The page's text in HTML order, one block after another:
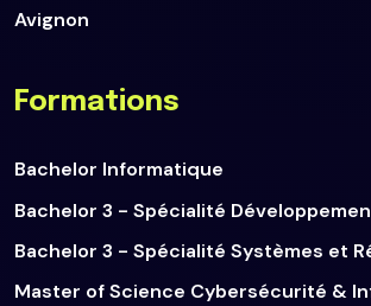
Avignon
Formations
Bachelor Informatique
Bachelor 3 - Spécialité
Bachelor 3 - Spécialité Systèmes et
Master of Science Cybersécurité &